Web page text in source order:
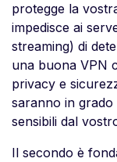
protegge la
impedisce ai
streaming) di
una buona VPN
privacy e
saranno in
sensibili dal
Il secondo è